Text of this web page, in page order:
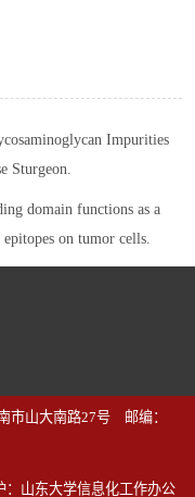
Impurities
Sturgeon.
domain functions as a
on tumor cells.
山大南路27号 邮编：
山东大学信息化工作办公